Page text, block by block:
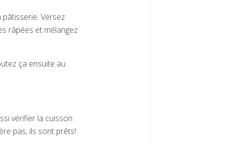
Versez
râpées et mélangez
ça ensuite au
vérifier la cuisson
pas, ils sont prêts!